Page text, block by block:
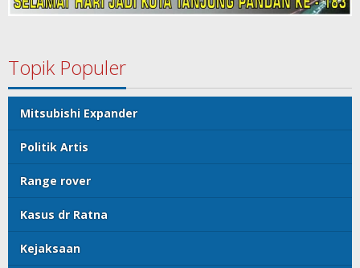
Topik Populer
Mitsubishi Expander
Politik Artis
Range rover
Kasus dr Ratna
Kejaksaan